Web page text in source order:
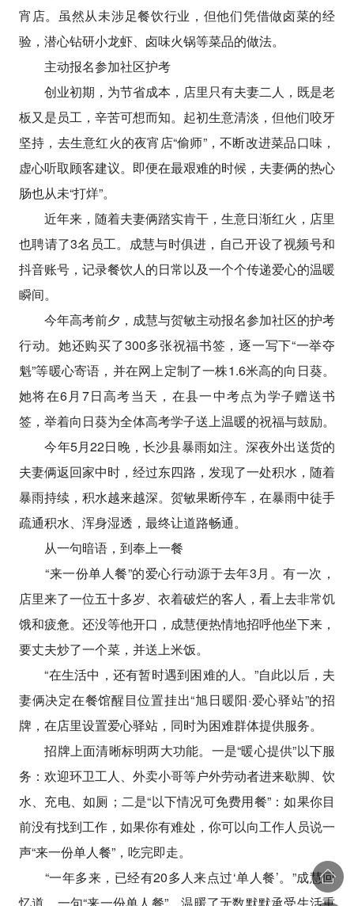
宵店。虽然从未涉足餐饮行业，但他们凭借做卤菜的经
验，潜心钻研小龙虾、卤味火锅等菜品的做法。
主动报名参加社区护考
创业初期，为节省成本，店里只有夫妻二人，既是老
板又是员工，辛苦可想而知。起初生意清淡，但他们咬牙
坚持，去生意红火的夜宵店“偷师”，不断改进菜品口味，
虚心听取顾客建议。即便在最艰难的时候，夫妻俩的热心
肠也从未“打烊”。
近年来，随着夫妻俩踏实肯干，生意日渐红火，店里
也聘请了3名员工。成慧与时俱进，自己开设了视频号和
抖音账号，记录餐饮人的日常以及一个个传递爱心的温暖
瞬间。
今年高考前夕，成慧与贺敏主动报名参加社区的护考
行动。她还购买了300多张祝福书签，逐一写下“一举夺
魁”等暖心寄语，并在网上定制了一株1.6米高的向日葵。
她将在6月7日高考当天，在县一中考点为学子赠送书
签，举着向日葵为全体高考学子送上温暖的祝福与鼓励。
今年5月22日晚，长沙县暴雨如注。深夜外出送货的
夫妻俩返回家中时，经过东四路，发现了一处积水，随着
暴雨持续，积水越来越深。贺敏果断停车，在暴雨中徒手
疏通积水、浑身湿透，最终让道路畅通。
从一句暗语，到奉上一餐
“来一份单人餐”的爱心行动源于去年3月。有一次，
店里来了一位五十多岁、衣着破烂的客人，看上去非常饥
饿和疲惫。还没等他开口，成慧便热情地招呼他坐下来，
要丈夫炒了一个菜，并送上米饭。
“在生活中，还有暂时遇到困难的人。”自此以后，夫
妻俩决定在餐馆醒目位置挂出“旭日暖阳·爱心驿站”的招
牌，在店里设置爱心驿站，同时为困难群体提供服务。
招牌上面清晰标明两大功能。一是“暖心提供”以下服
务：欢迎环卫工人、外卖小哥等户外劳动者进来歇脚、饮
水、充电、如厕；二是“以下情况可免费用餐”：如果你目
前没有找到工作，如果你有难处，你可以向工作人员说一
声“来一份单人餐”，吃完即走。
“一年多来，已经有20多人来点过‘单人餐’。”成慧回
忆道。一句“来一份单人餐”，温暖了无数默默承受生活重